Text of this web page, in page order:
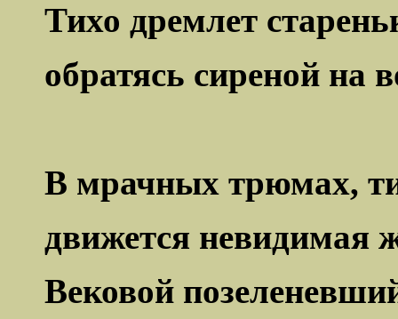
Тихо дремлет
обратясь сиреной на
В мрачных трюмах,
движется невидимая
Вековой